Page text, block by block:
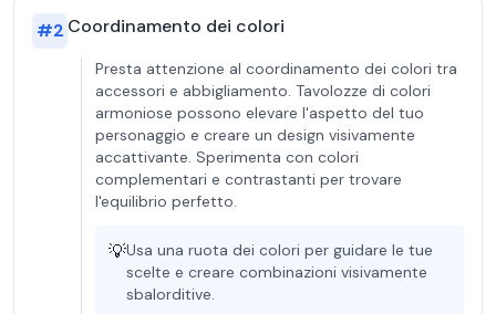
#2 Coordinamento dei colori
Presta attenzione al coordinamento dei colori tra
accessori e abbigliamento. Tavolozze di colori
armoniose possono elevare l'aspetto del tuo
personaggio e creare un design visivamente
accattivante. Sperimenta con colori
complementari e contrastanti per trovare
l'equilibrio perfetto.
💡Usa una ruota dei colori per guidare le tue
scelte e creare combinazioni visivamente
sbalorditive.